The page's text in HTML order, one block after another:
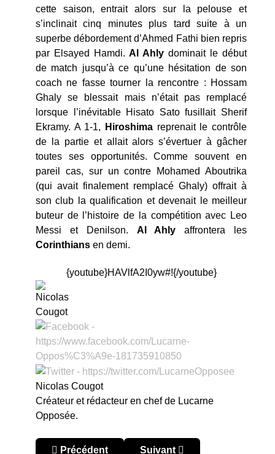
cette saison, entrait alors sur la pelouse et
s’inclinait cinq minutes plus tard suite à un
superbe débordement d’Ahmed Fathi bien repris
par Elsayed Hamdi. Al Ahly dominait le début
de match jusqu’à ce qu’une hésitation de son
coach ne fasse tourner la rencontre : Hossam
Ghaly se blessait mais n’était pas remplacé
lorsque l’inévitable Hisato Sato fusillait Sherif
Ekramy. A 1-1,
Hiroshima reprenait le contrôle
de la partie et allait alors s’évertuer à gâcher
toutes ses opportunités. Comme souvent en
pareil cas, sur un contre Mohamed Aboutrika
(qui avait finalement remplacé Ghaly) offrait à
son club la qualification et devenait le meilleur
buteur de l’histoire de la compétition avec Leo
Messi et Denilson. Al Ahlyaffrontera les
Corinthians en demi.
{youtube}HAVlfA2I0yw#!{/youtube}
Nicolas Cougot
Créateur et rédacteur en chef de Lucarne
Opposée.
Article précédent : Coupe du Monde des clubs
Précédent Article suivant : Coupe du
Suivant